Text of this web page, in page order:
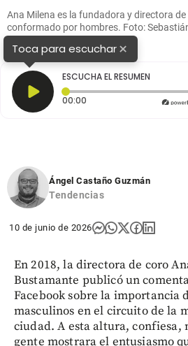
Ana Milena es la fundadora y directora
conformado por hombres. Foto:
Toca para escuchar×
ESCUCHA EL RESUMEN
00:00 Tiempo transcurrido: 0
Ángel Castaño Guzmán
Tendencias
10 de junio de 2026
En 2018, la directora de coro
Bustamante publicó un
Facebook sobre la importancia
masculinos en el circuito de la
ciudad. A esta altura, confiesa,
gente mostrara el entusiasmo